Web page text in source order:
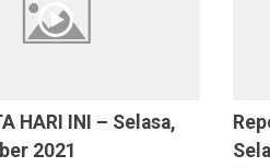
HARI INI – Selasa,
2021